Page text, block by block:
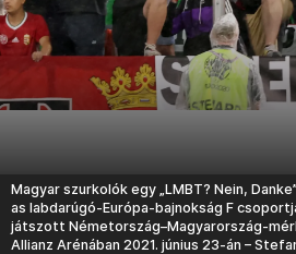
Magyar szurkolók egy „LMBT? Nein,
as labdarúgó-Európa-bajnokság F
játszott Németország–Magyarország-
Allianz Arénában 2021. június 23-án –